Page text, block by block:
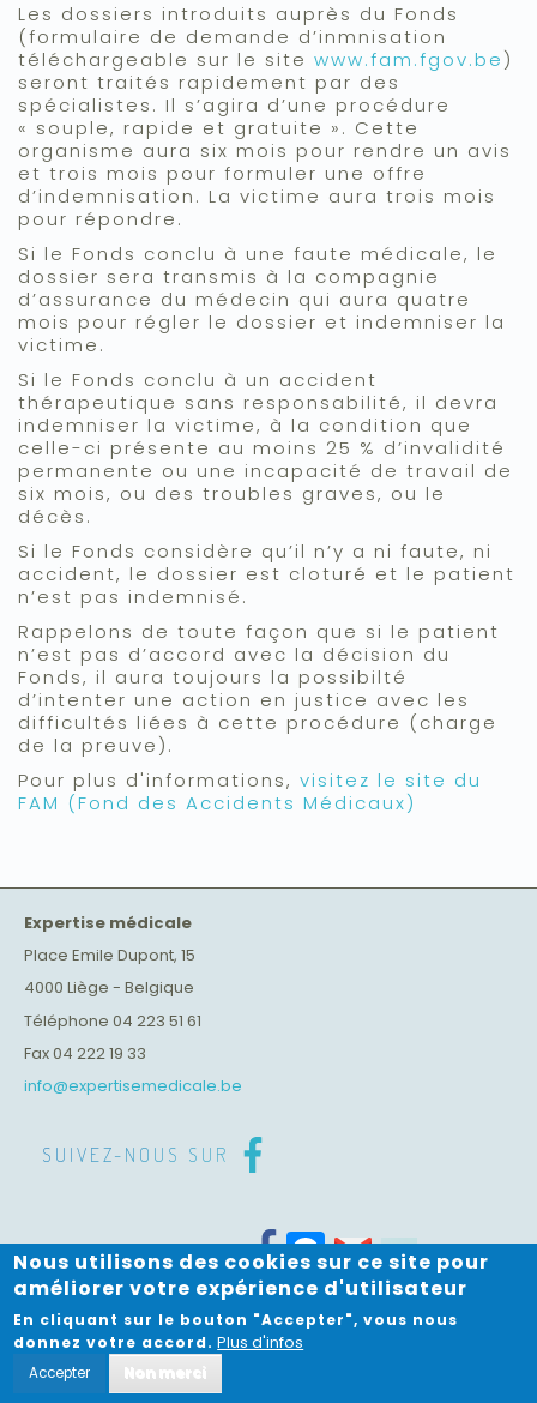
Les dossiers introduits auprès du Fonds
(formulaire de demande d’inmnisation
téléchargeable sur le site www.fam.fgov.be)
seront traités rapidement par des
spécialistes. Il s’agira d’une procédure
« souple, rapide et gratuite ». Cette
organisme aura six mois pour rendre un avis
et trois mois pour formuler une offre
d’indemnisation. La victime aura trois mois
pour répondre.
Si le Fonds conclu à une faute médicale, le
dossier sera transmis à la compagnie
d’assurance du médecin qui aura quatre
mois pour régler le dossier et indemniser la
victime.
Si le Fonds conclu à un accident
thérapeutique sans responsabilité, il devra
indemniser la victime, à la condition que
celle-ci présente au moins 25 % d’invalidité
permanente ou une incapacité de travail de
six mois, ou des troubles graves, ou le
décès.
Si le Fonds considère qu’il n’y a ni faute, ni
accident, le dossier est cloturé et le patient
n’est pas indemnisé.
Rappelons de toute façon que si le patient
n’est pas d’accord avec la décision du
Fonds, il aura toujours la possibilté
d’intenter une action en justice avec les
difficultés liées à cette procédure (charge
de la preuve).
Pour plus d'informations, visitez le site du
FAM (Fond des Accidents Médicaux)
Expertise médicale
Place Emile Dupont, 15
4000 Liège - Belgique
Téléphone 04 223 51 61
Fax04 222 19 33
info@expertisemedicale.be
SUIVEZ-NOUS SUR Facebook
PARTAGEZ-NOUS VIA Messenger
© 2026 Expertises Médicales, Défense et Recours
Website by
Visible
Vie privée
Nous utilisons des cookies sur ce site pour
améliorer votre expérience d'utilisateur
En cliquant sur le bouton "Accepter", vous nous
donnez votre accord. Plus d'infos
Accepter Non merci